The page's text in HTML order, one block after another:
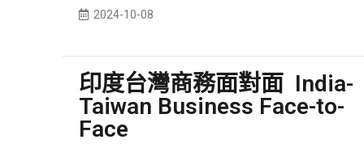
2024-10-08
印度台灣商務面對面 India-
Taiwan Business Face-to-
Face